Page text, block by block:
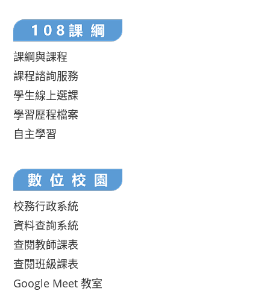
課綱與課程
課程諮詢服務
學生線上選課
學習歷程檔案
自主學習
校務行政系統
資料查詢系統
查閱教師課表
查閱班級課表
Google Meet 教室